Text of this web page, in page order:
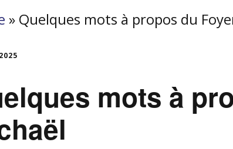
» Quelques mots à propos du
mots à